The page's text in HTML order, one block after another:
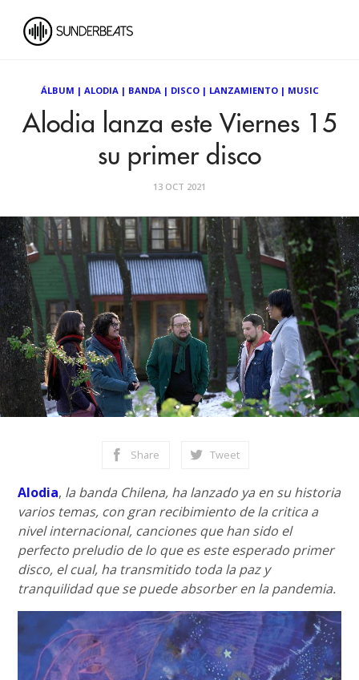
ÁLBUM | ALODIA| BANDA| DISCO| LANZAMIENTO| MUSIC
Alodia lanza este Viernes 15
su primer disco
13 OCT 2021
Share Tweet
Alodia, la banda Chilena, ha lanzado ya en su historia
varios temas, con gran recibimiento de la critica a
nivel internacional, canciones que han sido el
perfecto preludio de lo que es este esperado primer
disco, el cual, ha transmitido toda la paz y
tranquilidad que se puede absorber en la pandemia.